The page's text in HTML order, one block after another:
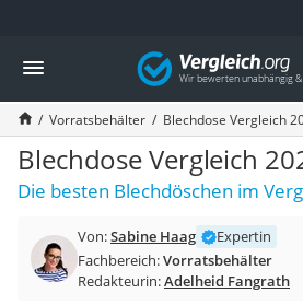
Die beliebtesten Vergleiche nach
Haushalt
Wassersprudler
Zentralstaubsauger
Brotbackautomat
Wischroboter
Wäschespinne
Spülmaschinentabs
Akku-Staubsauger
Vergleich
Vorratsbehälter Blechdose Vergleich
Blechdose Vergleich
Die besten Blechdöschen im
Von:Sabine Haag
Expertin
Fachbereich:Vorratsbehälter
Redakteurin:Adelheid Fangrath